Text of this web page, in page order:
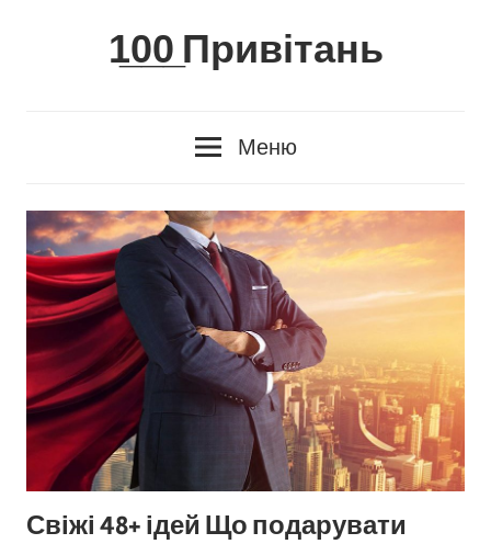
1̲0̲0̲ Привітань
Меню
Свіжі 48+ ідей Що подарувати